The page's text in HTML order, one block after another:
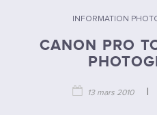
INFORMATION
CANON PRO
13 mars 2010